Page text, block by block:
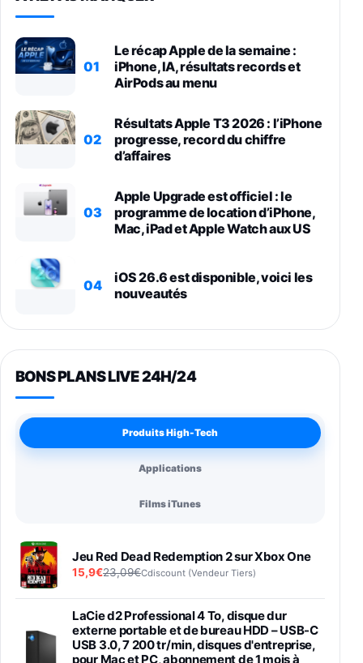
01
Le récap Apple de la semaine :
iPhone, IA, résultats records et
AirPods au menu
02
Résultats Apple T3 2026 : l’iPhone
progresse, record du chiffre
d’affaires
03
Apple Upgrade est officiel : le
programme de location d’iPhone,
Mac, iPad et Apple Watch aux US
04
iOS 26.6 est disponible, voici les
nouveautés
BONS PLANS LIVE 24H/24
Produits High-Tech
Applications
Films iTunes
Jeu Red Dead Redemption 2 sur Xbox One
15,9€23,09€Cdiscount (Vendeur Tiers)
LaCie d2 Professional 4 To, disque dur
externe portable et de bureau HDD – USB-C
USB 3.0, 7 200 tr/min, disques d'entreprise,
pour Mac et PC, abonnement de 1 mois à